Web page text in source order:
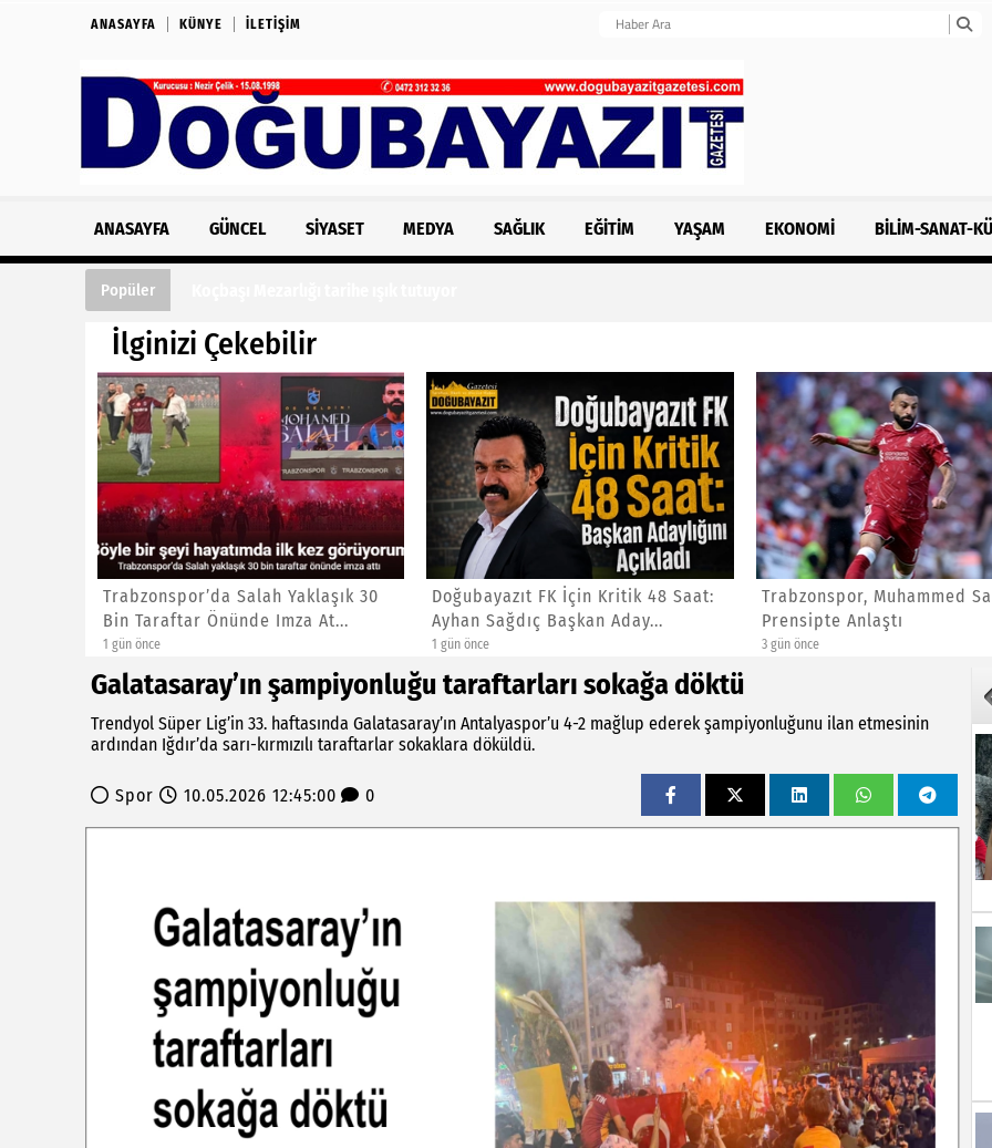
ANASAYFA KÜNYE İLETIŞIM
ANASAYFA GÜNCEL SIYASET MEDYA SAĞLIK EĞITIM YAŞAM EKONOMI BILIM-SANAT-
Popüler
İlginizi Çekebilir
Trabzonspor’da Salah Yaklaşık 30
Bin Taraftar Önünde Imza At...
1 gün önce
Doğubayazıt FK İçin Kritik 48 Saat:
Ayhan Sağdıç Başkan Aday...
1 gün önce
Trabzonspor, Muhammed
Prensipte Anlaştı
3 gün önce
Galatasaray’ın şampiyonluğu taraftarları sokağa döktü
Trendyol Süper Lig’in 33. haftasında Galatasaray’ın Antalyaspor’u 4-2 mağlup ederek şampiyonluğunu ilan etmesinin
ardından Iğdır’da sarı-kırmızılı taraftarlar sokaklara döküldü.
Spor 10.05.2026 12:45:00 0